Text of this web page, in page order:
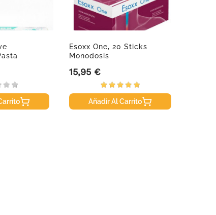
Esoxx One, 20 Sticks
Monodosis
Precio
15,95 €
Añadir Al Carrito